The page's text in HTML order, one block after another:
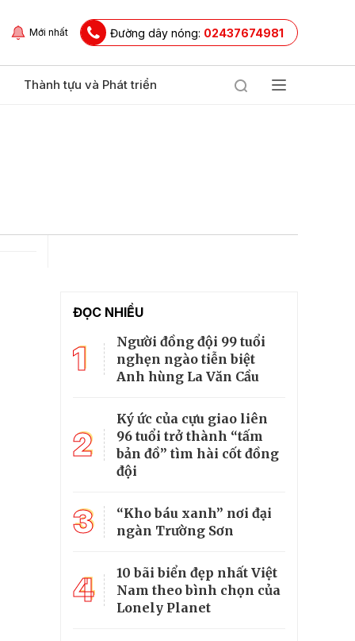
Mới nhất Đường dây nóng: 02437674981
Thành tựu và Phát triển
ĐỌC NHIỀU
1
Người đồng đội 99 tuổi
nghẹn ngào tiễn biệt
Anh hùng La Văn Cầu
2
Ký ức của cựu giao liên
96 tuổi trở thành “tấm
bản đồ” tìm hài cốt đồng
đội
3
“Kho báu xanh” nơi đại
ngàn Trường Sơn
4
10 bãi biển đẹp nhất Việt
Nam theo bình chọn của
Lonely Planet